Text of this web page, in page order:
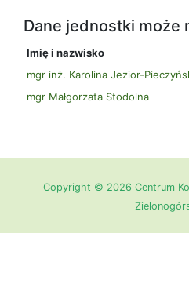
Dane jednostki może
Imię i nazwisko
mgr inż. Karolina Jezior-
mgr Małgorzata Stodolna
Copyright © 2026 Centrum